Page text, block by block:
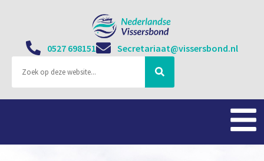
0527 698151 Secretariaat@vissersbond.nl